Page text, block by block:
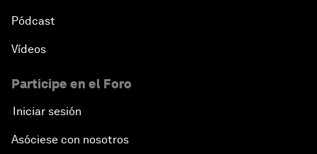
Pódcast
Vídeos
Participe en el Foro
Iniciar sesión
Asóciese con nosotros